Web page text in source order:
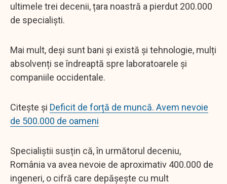
ultimele trei decenii, țara noastră a pierdut 200.000
de specialiști.
Mai mult, deși sunt bani și există și tehnologie, mulți
absolvenți se îndreaptă spre laboratoarele și
companiile occidentale.
Citește și Deficit de forță de muncă. Avem nevoie
de 500.000 de oameni
Specialiștii susțin că, în următorul deceniu,
România va avea nevoie de aproximativ 400.000 de
ingeneri, o cifră care depășește cu mult